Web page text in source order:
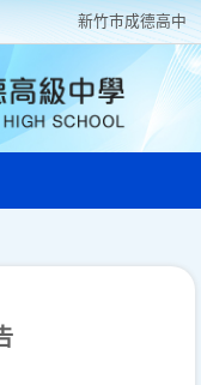
新竹巿成德高中